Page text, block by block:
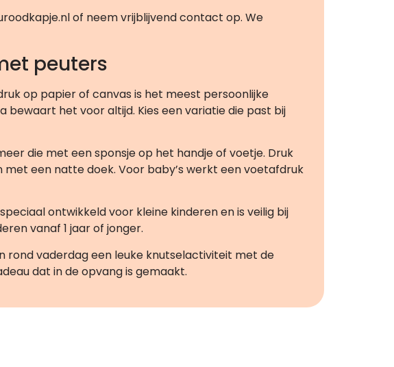
of neem vrijblijvend contact op. We
peuters
op papier of canvas is het meest persoonlijke
bewaart het voor altijd. Kies een variatie die past bij
die met een sponsje op het handje of voetje. Druk
een natte doek. Voor baby’s werkt een voetafdruk
ontwikkeld voor kleine kinderen en is veilig bij
vanaf 1 jaar of jonger.
rond vaderdag een leuke knutselactiviteit met de
dat in de opvang is gemaakt.